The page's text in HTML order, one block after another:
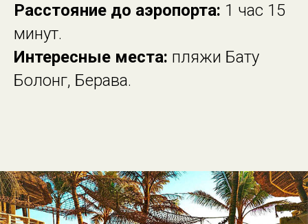
Расстояние до аэропорта: 1 час 15
минут.
Интересные места: пляжи Бату
Болонг, Берава.